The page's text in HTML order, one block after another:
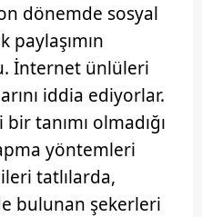
dönemde sosyal
paylaşımın
İnternet ünlüleri
iddia ediyorlar.
tanımı olmadığı
yöntemleri
tatlılarda,
bulunan şekerleri